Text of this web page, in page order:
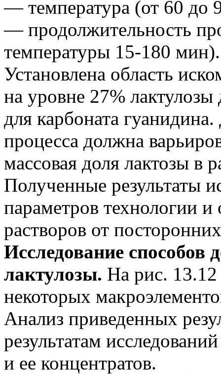
— температура (от 60 до
— продолжительность
температуры 15-180 мин).
Установлена область
на уровне 27%
для карбоната
процесса должна
массовая доля лактозы в
Полученные результаты
параметров технологии
растворов от
Исследование способов
лактулозы. На рис. 13.12
некоторых
Анализ приведенных
результатам
и ее концентратов.